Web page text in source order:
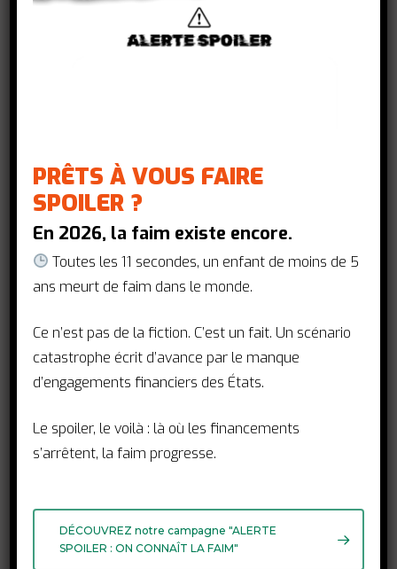
souveraineté sanitaire est le fondement
indispensable de tout développement,
Face au recul de l’aide internationale et à
la hausse des inégalités, nous,
organisations de la société civile,
réclamons une place légitime autour de
financement transparent, prévisible et
catalytique .Aucune politique de santé
publique durable et résiliente ne pourra
l’implication des communautés.
l’inclusion, la justice et l’approche
centrée sur l’humain sont les
fondements de tout système de santé
PRÊTS À VOUS FAIRE
SPOILER ?
En 2026, la faim existe encore.
Toutes les 11 secondes, un enfant de moins de 5
ans meurt de faim dans le monde.
Ce n’est pas de la fiction. C’est un fait. Un scénario
catastrophe écrit d’avance par le manque
d’engagements financiers des États.
Le spoiler, le voilà : là où les financements
s’arrêtent, la faim progresse.
DÉCOUVREZ notre campagne "ALERTE
SPOILER : ON CONNAÎT LA FAIM"